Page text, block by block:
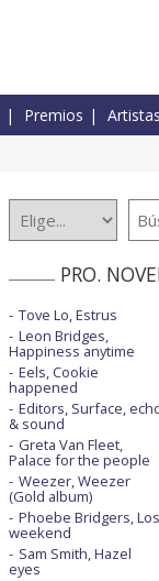
Premios Artistas
PRO.
Tove Lo, Estrus
Leon Bridges,
Happiness anytime
Eels, Cookie
happened
Editors, Surface,
& sound
Greta Van Fleet,
Palace for the people
Weezer, Weezer
(Gold album)
Phoebe Bridgers,
weekend
Sam Smith, Hazel
eyes